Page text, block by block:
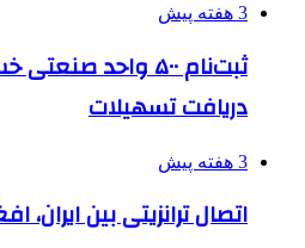
3 هفته پیش
ثبت‌نام ۵۰۰ واحد
دریافت تسهیلات
3 هفته پیش
اتصال ترانزیتی بین